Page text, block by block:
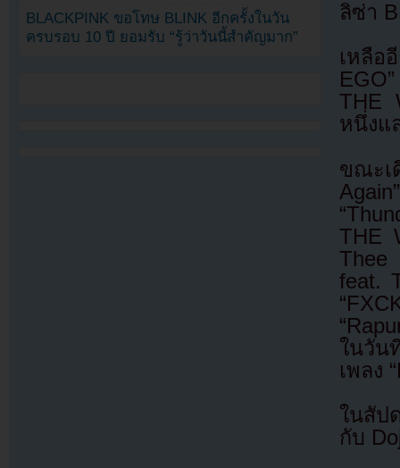
ลิซ่า
เหลือ
THE
หนึ่งแ
ขณะเ
THE
Thee
feat.
ในวัน
เพลง
ในสัป
กับ
BLACKPINK ขอโทษ BLINK อีกครั้งในวัน
ครบรอบ 10 ปี ยอมรับ “รู้ว่าวันนี้สำคัญมาก”